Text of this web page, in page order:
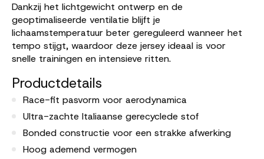
Dankzij het lichtgewicht ontwerp en de
geoptimaliseerde ventilatie blijft je
lichaamstemperatuur beter gereguleerd wanneer het
tempo stijgt, waardoor deze jersey ideaal is voor
snelle trainingen en intensieve ritten.
Productdetails
Race-fit pasvorm voor aerodynamica
Ultra-zachte Italiaanse gerecyclede stof
Bonded constructie voor een strakke afwerking
Hoog ademend vermogen